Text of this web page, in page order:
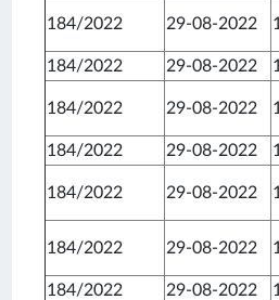
184/2022 29-08-2022
184/2022 29-08-2022
184/2022 29-08-2022
184/2022 29-08-2022
184/2022 29-08-2022
184/2022 29-08-2022
184/2022 29-08-2022